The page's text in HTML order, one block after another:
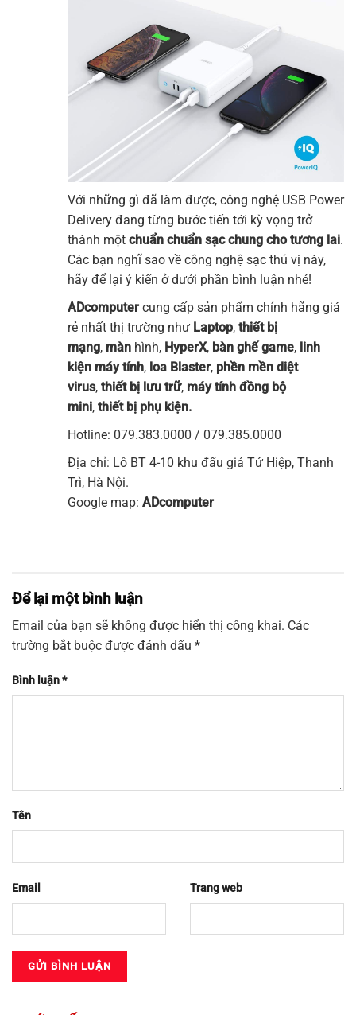
Với những gì đã làm được, công nghệ USB Power
Delivery đang từng bước tiến tới kỳ vọng trở
thành một chuẩn chuẩn sạc chung cho tương lai.
Các bạn nghĩ sao về công nghệ sạc thú vị này,
hãy để lại ý kiến ở dưới phần bình luận nhé!
ADcomputer cung cấp sản phẩm chính hãng giá
rẻ nhất thị trường như Laptop, thiết bị
mạng, màn hình, HyperX, bàn ghế game, linh
kiện máy tính, loa Blaster, phền mền diệt
virus, thiết bị lưu trữ, máy tính đồng bộ
mini, thiết bị phụ kiện.
Hotline: 079.383.0000 / 079.385.0000
Địa chỉ: Lô BT 4-10 khu đấu giá Tứ Hiệp, Thanh
Trì, Hà Nội.
Google map: ADcomputer
Để lại một bình luận
Email của bạn sẽ không được hiển thị công khai. Các
trường bắt buộc được đánh dấu *
Bình luận*
Tên
Email Trang web